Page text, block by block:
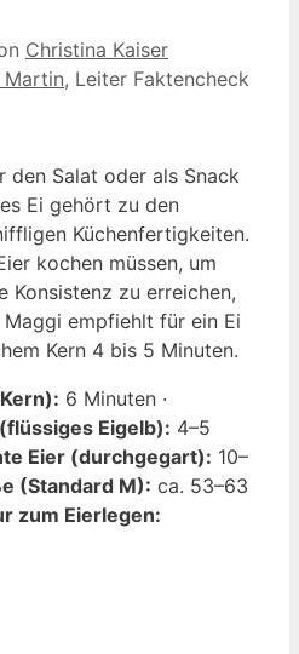
Christina Kaiser
Martin, Leiter Faktencheck
den Salat oder als Snack
Ei gehört zu den
Küchenfertigkeiten.
kochen müssen, um
Konsistenz zu erreichen,
empfiehlt für ein Ei
Kern 4 bis 5 Minuten.
6 Minuten ·
Eigelb): 4–5
Eier (durchgegart): 10–
(Standard M): ca. 53–63
zum Eierlegen: